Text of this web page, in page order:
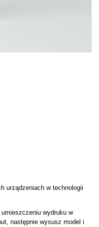
urządzeniach w technologii
wydruku w
następnie wysusz model i